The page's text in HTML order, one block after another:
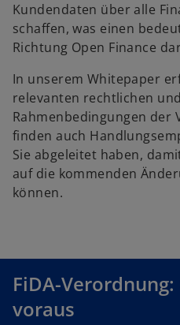
Kundendaten über alle
schaffen, was einen
Richtung Open Finance
In unserem Whitepaper
relevanten rechtlichen
Rahmenbedingungen der
finden auch
Sie abgeleitet haben,
auf die kommenden
können.
FiDA-
voraus
o
p